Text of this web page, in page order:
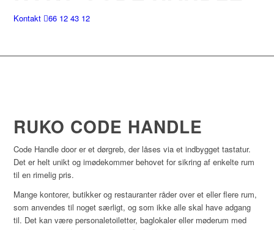
Kontakt 66 12 43 12
RUKO CODE HANDLE
Code Handle door er et dørgreb, der låses via et indbygget tastatur.
Det er helt unikt og imødekommer behovet for sikring af enkelte rum
til en rimelig pris.
Mange kontorer, butikker og restauranter råder over et eller flere rum,
som anvendes til noget særligt, og som ikke alle skal have adgang
til. Det kan være personaletoiletter, baglokaler eller møderum med